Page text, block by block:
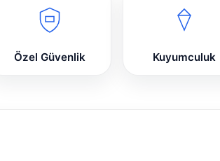
Özel Güvenlik Kuyumculuk